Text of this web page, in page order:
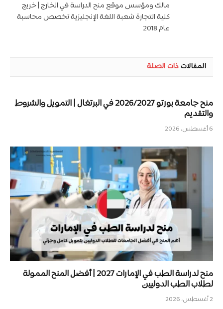
مالك ومؤسس موقع منح الدراسة في الخارج | خريج
كلية التجارة شعبة اللغة الإنجليزية تخصص محاسبة
عام 2018
المقالاتذات الصلة
منح جامعة بورتو 2026/2027 في البرتغال | التمويل والشروط
والتقديم
6 أغسطس، 2026
منح لدراسة الطب في الإمارات 2027 | أفضل المنح الممولة
لطلاب الطب الدوليين
2 أغسطس، 2026